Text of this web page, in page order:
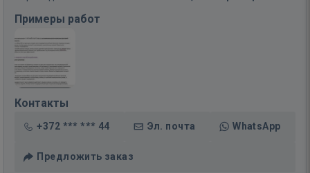
Примеры работ
Контакты
+372 *** *** 44 Эл. почта WhatsApp
Предложить заказ